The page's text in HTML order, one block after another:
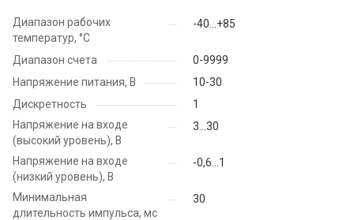
Диапазон рабочих
температур, °C
-40...+85
Диапазон счета
0-9999
Напряжение питания, В
10-30
Дискретность
1
Напряжение на входе
(высокий уровень), В
3...30
Напряжение на входе
(низкий уровень), В
-0,6...1
Минимальная
длительность импульса, мс
30